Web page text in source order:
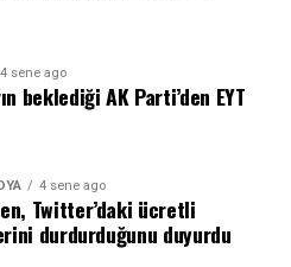
4 sene ago
beklediği AK Parti’den EYT
4 sene ago
Twitter’daki ücretli
durdurduğunu duyurdu